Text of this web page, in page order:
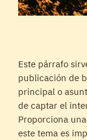
Este párrafo
publicación de
principal o
de captar el
Proporciona
este tema es